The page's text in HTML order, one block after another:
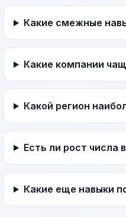
Какие смежные
Какие компании
Какой регион
Есть ли рост числа
Какие еще навыки